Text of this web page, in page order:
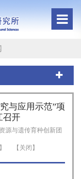
与应用示范”项
召开
源与遗传育种创新团